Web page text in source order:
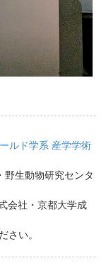
ルド学系 産学学術
野生動物研究センタ
会社・京都大学成
さい。